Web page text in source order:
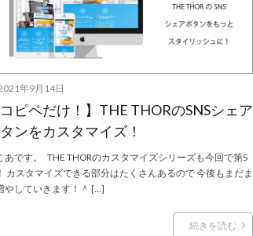
年9月14日
コピペだけ！】THE THORのSNSシェア
ンをカスタマイズ！
あです。 THE THORのカスタマイズシリーズも今回で第5
カスタマイズできる部分はたくさんあるので 今後もまだま
やしていきます！＾ […]
続きを読む